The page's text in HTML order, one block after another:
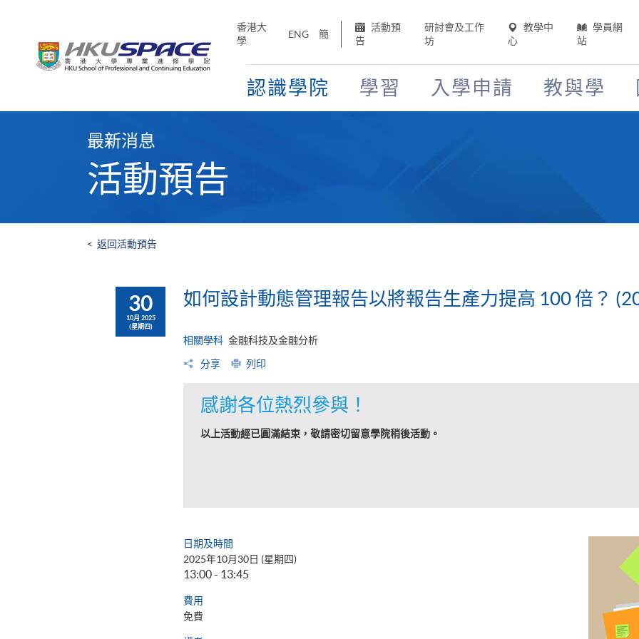
香港大
學
ENG 簡
活動預
告
研討會及工作
坊
教學中
心
學員網
站
認識學院 學習 入學申請 教與學
最新消息
活動預告
< 返回活動預告
30
10月 2025
(星期四)
如何設計動態管理報告以將報告生產力提高 100 倍？
相關學科 金融科技及金融分析
分享 列印
感謝各位熱烈參與！
以上活動經已圓滿結束，敬請密切留意學院稍後活動。
日期及時間
2025年10月30日 (星期四)
13:00 - 13:45
費用
免費